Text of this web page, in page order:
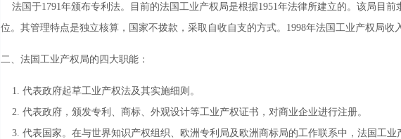
法国于1791年颁布专利法。目前的法国工业产权局是根据1951年法律所建立的。该局目
位。其管理特点是独立核算，国家不拨款，采取自收自支的方式。1998年法国工业产权局收
二、法国工业产权局的四大职能：
1. 代表政府起草工业产权法及其实施细则。
2. 代表政府，颁发专利、商标、外观设计等工业产权证书，对商业企业进行注册。
3. 代表国家。在与世界知识产权组织、欧洲专利局及欧洲商标局的工作联系中，法国工业